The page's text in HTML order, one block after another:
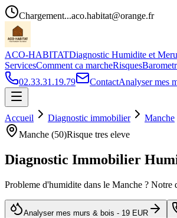
Chargement...aco.habitat@orange.fr
ACO-HABITATDiagnostic Humidite et
ServicesComment ca marcheRisques
02.33.31.19.79
ContactAnalyser mes
Accueil Diagnostic immobilier Manche
Manche (50)Risque tres eleve
Diagnostic Immobilier
Probleme d'humidite dans le Manche ? Notre
Analyser mes murs & bois - 19 EUR